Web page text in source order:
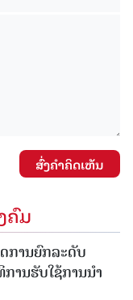
ສົ່ງຄໍາຄິດເຫັນ
ຄົມ
ການຍົກລະດັບ
ານຮັບໃຊ້ການນໍາ